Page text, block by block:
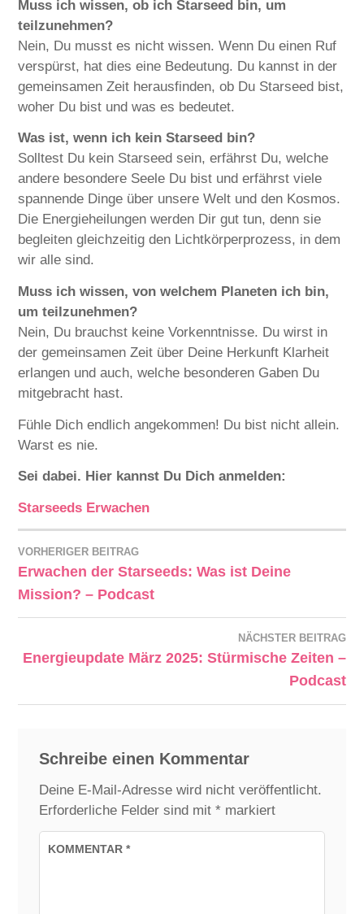
Muss ich wissen, ob ich Starseed bin, um
teilzunehmen?
Nein, Du musst es nicht wissen. Wenn Du einen Ruf
verspürst, hat dies eine Bedeutung. Du kannst in der
gemeinsamen Zeit herausfinden, ob Du Starseed bist,
woher Du bist und was es bedeutet.
Was ist, wenn ich kein Starseed bin?
Solltest Du kein Starseed sein, erfährst Du, welche
andere besondere Seele Du bist und erfährst viele
spannende Dinge über unsere Welt und den Kosmos.
Die Energieheilungen werden Dir gut tun, denn sie
begleiten gleichzeitig den Lichtkörperprozess, in dem
wir alle sind.
Muss ich wissen, von welchem Planeten ich bin,
um teilzunehmen?
Nein, Du brauchst keine Vorkenntnisse. Du wirst in
der gemeinsamen Zeit über Deine Herkunft Klarheit
erlangen und auch, welche besonderen Gaben Du
mitgebracht hast.
Fühle Dich endlich angekommen! Du bist nicht allein.
Warst es nie.
Sei dabei. Hier kannst Du Dich anmelden:
Starseeds Erwachen
Beitragsnavigation
VORHERIGER BEITRAG
Erwachen der Starseeds: Was ist Deine
Mission? – Podcast
NÄCHSTER BEITRAG
Energieupdate März 2025: Stürmische Zeiten –
Podcast
Schreibe einen Kommentar
Deine E-Mail-Adresse wird nicht veröffentlicht.
Erforderliche Felder sind mit *markiert
KOMMENTAR*